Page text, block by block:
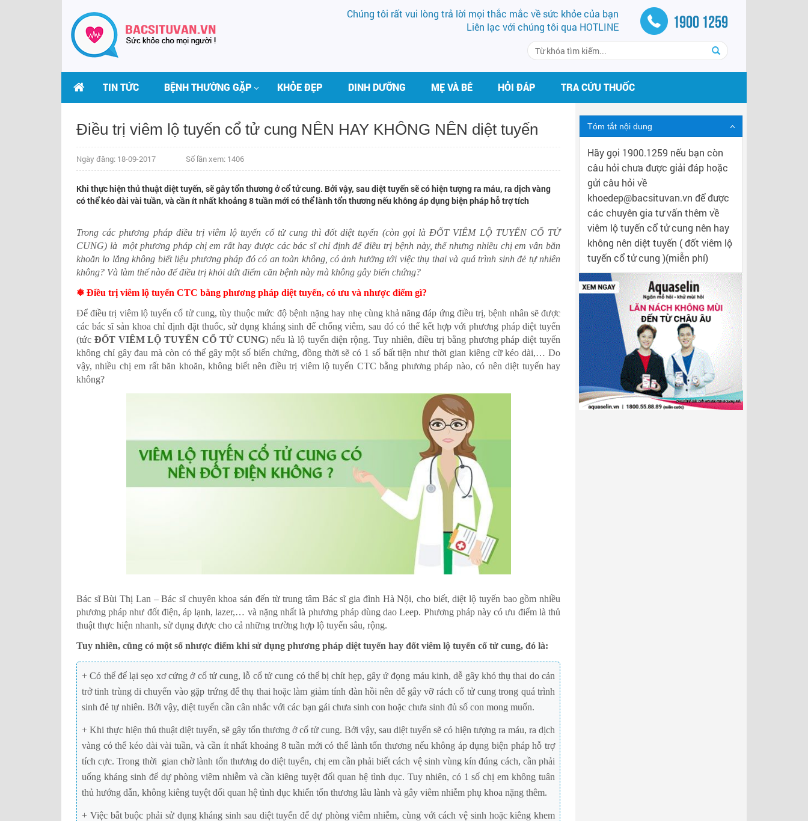
Chúng tôi rất vui lòng trả lời mọi thắc mắc về sức khỏe của bạn
Liên lạc với chúng tôi qua HOTLINE
1900 1259
TIN TỨC BỆNH THƯỜNG GẶP KHỎE ĐẸP DINH DƯỠNG MẸ VÀ BÉ HỎI ĐÁP TRA CỨU THUỐC
Điều trị viêm lộ tuyến cổ tử cung NÊN HAY KHÔNG NÊN diệt tuyến
Ngày đăng: 18-09-2017 Số lần xem: 1406
Khi thực hiện thủ thuật diệt tuyến, sẽ gây tổn thương ở cổ tử cung. Bởi vậy, sau diệt tuyến sẽ có hiện tượng ra máu, ra dịch vàng
có thể kéo dài vài tuần, và cần ít nhất khoảng 8 tuần mới có thể lành tổn thương nếu không áp dụng biện pháp hỗ trợ tích
Trong các phương pháp điều trị viêm lộ tuyến cổ tử cung thì đốt diệt tuyến (còn gọi là ĐỐT VIÊM LỘ TUYẾN CỔ TỬ
CUNG) là một phương pháp chị em rất hay được các bác sĩ chỉ định để điều trị bệnh này, thế nhưng nhiều chị em vẫn băn
khoăn lo lắng không biết liệu phương pháp đó có an toàn không, có ảnh hưởng tới việc thụ thai và quá trình sinh đẻ tự nhiên
không? Và làm thế nào để điều trị khỏi dứt điểm căn bệnh này mà không gây biến chứng?
❅ Điều trị viêm lộ tuyến CTC bằng phương pháp diệt tuyến, có ưu và nhược điểm gì?
Để điều trị viêm lộ tuyến cổ tử cung, tùy thuộc mức độ bệnh nặng hay nhẹ cùng khả năng đáp ứng điều trị, bệnh nhân sẽ được
các bác sĩ sản khoa chỉ định đặt thuốc, sử dụng kháng sinh để chống viêm, sau đó có thể kết hợp với phương pháp diệt tuyến
(tức ĐỐT VIÊM LỘ TUYẾN CỔ TỬ CUNG) nếu là lộ tuyến diện rộng. Tuy nhiên, điều trị bằng phương pháp diệt tuyến
không chỉ gây đau mà còn có thể gây một số biến chứng, đồng thời sẽ có 1 số bất tiện như thời gian kiêng cữ kéo dài,… Do
vậy, nhiều chị em rất băn khoăn, không biết nên điều trị viêm lộ tuyến CTC bằng phương pháp nào, có nên diệt tuyến hay
không?
Bác sĩ Bùi Thị Lan – Bác sĩ chuyên khoa sản đến từ trung tâm Bác sĩ gia đình Hà Nội, cho biết, diệt lộ tuyến bao gồm nhiều
phương pháp như đốt điện, áp lạnh, lazer,… và nặng nhất là phương pháp dùng dao Leep. Phương pháp này có ưu điểm là thủ
thuật thực hiện nhanh, sử dụng được cho cả những trường hợp lộ tuyến sâu, rộng.
Tuy nhiên, cũng có một số nhược điểm khi sử dụng phương pháp diệt tuyến hay đốt viêm lộ tuyến cổ tử cung, đó là:
+ Có thể để lại sẹo xơ cứng ở cổ tử cung, lỗ cổ tử cung có thể bị chít hẹp, gây ứ đọng máu kinh, dễ gây khó thụ thai do cản
trở tinh trùng di chuyển vào gặp trứng để thụ thai hoặc làm giảm tính đàn hồi nên dễ gây vỡ rách cổ tử cung trong quá trình
sinh đẻ tự nhiên. Bởi vậy, diệt tuyến cần cân nhắc với các bạn gái chưa sinh con hoặc chưa sinh đủ số con mong muốn.
+ Khi thực hiện thủ thuật diệt tuyến, sẽ gây tổn thương ở cổ tử cung. Bởi vậy, sau diệt tuyến sẽ có hiện tượng ra máu, ra dịch
vàng có thể kéo dài vài tuần, và cần ít nhất khoảng 8 tuần mới có thể lành tổn thương nếu không áp dụng biện pháp hỗ trợ
tích cực. Trong thời gian chờ lành tổn thương do diệt tuyến, chị em cần phải biết cách vệ sinh vùng kín đúng cách, cần phải
uống kháng sinh để dự phòng viêm nhiễm và cần kiêng tuyệt đối quan hệ tình dục. Tuy nhiên, có 1 số chị em không tuân
thủ hướng dẫn, không kiêng tuyệt đối quan hệ tình dục khiến tổn thương lâu lành và gây viêm nhiễm phụ khoa nặng thêm.
+ Việc bắt buộc phải sử dụng kháng sinh sau diệt tuyến để dự phòng viêm nhiễm, cùng với cách vệ sinh hoặc kiêng khem
Tóm tắt nội dung
Hãy gọi 1900.1259 nếu bạn còn
câu hỏi chưa được giải đáp hoặc
gửi câu hỏi về
khoedep@bacsituvan.vn để được
các chuyên gia tư vấn thêm về
viêm lộ tuyến cổ tử cung nên hay
không nên diệt tuyến ( đốt viêm lộ
tuyến cổ tử cung )(miễn phí)